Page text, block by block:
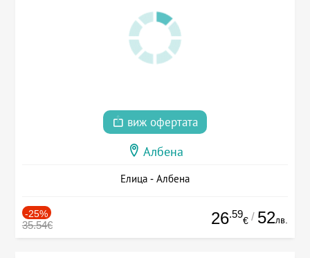
виж офертата
Албена
Елица - Албена
-25%
35.54€ 26.59
€ / 52лв.